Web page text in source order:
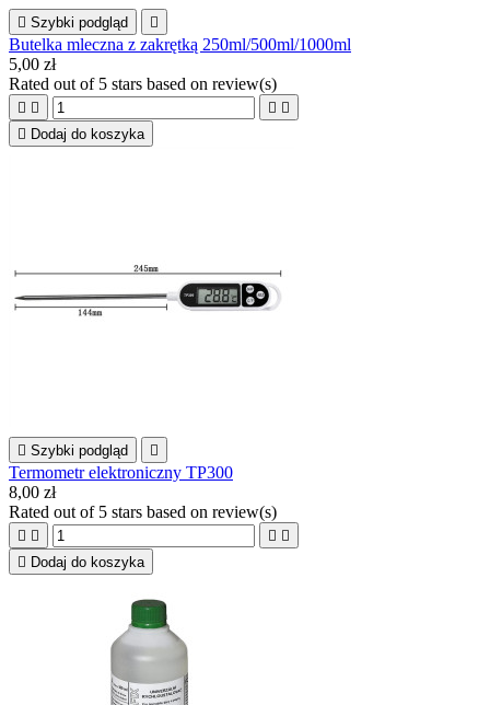
 Szybki podgląd 
Butelka mleczna z zakrętką 250ml/500ml/1000ml
5,00 zł
Rated out of 5 stars based on review(s)
   
 Dodaj do koszyka
 Szybki podgląd 
Termometr elektroniczny TP300
8,00 zł
Rated out of 5 stars based on review(s)
   
 Dodaj do koszyka